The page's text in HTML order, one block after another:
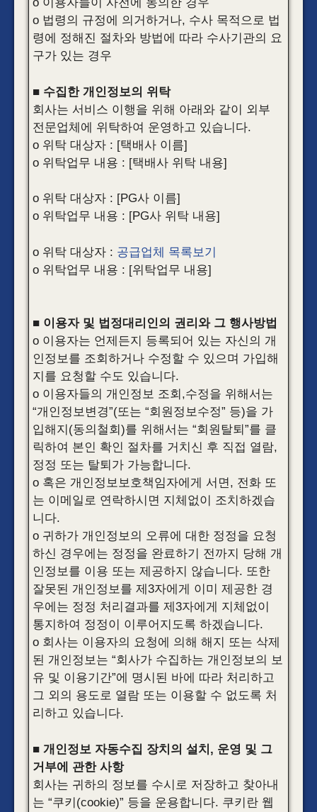
o 법령의 규정에 의거하거나, 수사 목적으로 법
령에 정해진 절차와 방법에 따라 수사기관의 요
구가 있는 경우
■ 수집한 개인정보의 위탁
회사는 서비스 이행을 위해 아래와 같이 외부
전문업체에 위탁하여 운영하고 있습니다.
o 위탁 대상자 : [택배사 이름]
o 위탁업무 내용 : [택배사 위탁 내용]
o 위탁 대상자 : [PG사 이름]
o 위탁업무 내용 : [PG사 위탁 내용]
o 위탁 대상자 : 공급업체 목록보기
o 위탁업무 내용 : [위탁업무 내용]
■ 이용자 및 법정대리인의 권리와 그 행사방법
o 이용자는 언제든지 등록되어 있는 자신의 개
인정보를 조회하거나 수정할 수 있으며 가입해
지를 요청할 수도 있습니다.
o 이용자들의 개인정보 조회,수정을 위해서는
“개인정보변경”(또는 “회원정보수정” 등)을 가
입해지(동의철회)를 위해서는 “회원탈퇴”를 클
릭하여 본인 확인 절차를 거치신 후 직접 열람,
정정 또는 탈퇴가 가능합니다.
o 혹은 개인정보보호책임자에게 서면, 전화 또
는 이메일로 연락하시면 지체없이 조치하겠습
니다.
o 귀하가 개인정보의 오류에 대한 정정을 요청
하신 경우에는 정정을 완료하기 전까지 당해 개
인정보를 이용 또는 제공하지 않습니다. 또한
잘못된 개인정보를 제3자에게 이미 제공한 경
우에는 정정 처리결과를 제3자에게 지체없이
통지하여 정정이 이루어지도록 하겠습니다.
o 회사는 이용자의 요청에 의해 해지 또는 삭제
된 개인정보는 “회사가 수집하는 개인정보의 보
유 및 이용기간”에 명시된 바에 따라 처리하고
그 외의 용도로 열람 또는 이용할 수 없도록 처
리하고 있습니다.
■ 개인정보 자동수집 장치의 설치, 운영 및 그
거부에 관한 사항
회사는 귀하의 정보를 수시로 저장하고 찾아내
는 “쿠키(cookie)” 등을 운용합니다. 쿠키란 웹